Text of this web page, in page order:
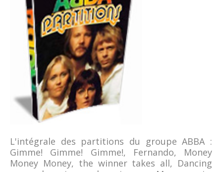
L'intégrale des partitions du groupe ABBA :
Gimme! Gimme! Gimme!, Fernando, Money
Money Money, the winner takes all, Dancing